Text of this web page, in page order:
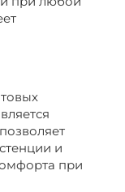
и
при